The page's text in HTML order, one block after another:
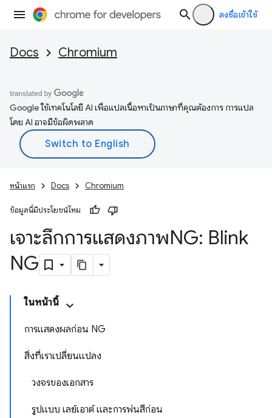
ลงชื่อเข้าใช้
Docs Chromium
Google ใช้เทคโนโลยี AI เพื่อแปลเนื้อหาเป็นภาษาที่คุณต้องการ การแปล
โดย AI อาจมีข้อผิดพลาด
หน้าแรก Docs Chromium
ข้อมูลนี้มีประโยชน์ไหม
เจาะลึกการแสดงภาพNG: Blink
NG
ในหน้านี้
การแสดงผลก่อน NG
สิ่งที่เราเปลี่ยนแปลง
วงจรของเอกสาร
รูปแบบ เลย์เอาต์ และการพ่นสีก่อน